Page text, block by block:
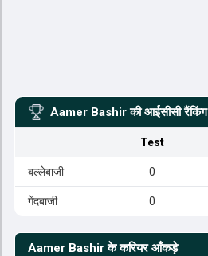
Aamer Bashir की आईसीसी रैंकिंग
Test
बल्लेबाजी 0
गेंदबाजी 0
Aamer Bashir के करियर आँकड़े